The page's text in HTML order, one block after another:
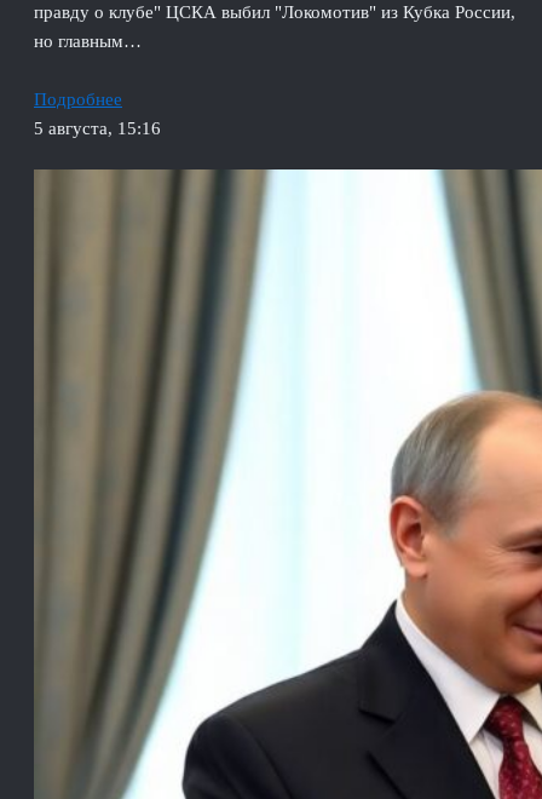
правду о клубе" ЦСКА выбил "Локомотив" из Кубка России,
но главным…
Подробнее
5 августа, 15:16